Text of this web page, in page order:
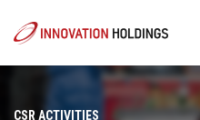
CSR ACTIVITIES